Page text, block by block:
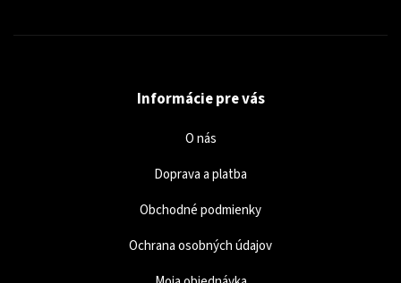
Informácie pre vás
O nás
Doprava a platba
Obchodné podmienky
Ochrana osobných údajov